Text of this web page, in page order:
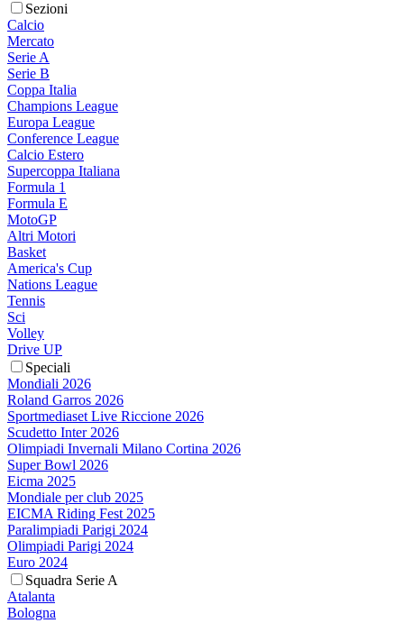
Sezioni
Calcio
Mercato
Serie A
Serie B
Coppa Italia
Champions League
Europa League
Conference League
Calcio Estero
Supercoppa Italiana
Formula 1
Formula E
MotoGP
Altri Motori
Basket
America's Cup
Nations League
Tennis
Sci
Volley
Drive UP
Speciali
Mondiali 2026
Roland Garros 2026
Sportmediaset Live Riccione 2026
Scudetto Inter 2026
Olimpiadi Invernali Milano Cortina 2026
Super Bowl 2026
Eicma 2025
Mondiale per club 2025
EICMA Riding Fest 2025
Paralimpiadi Parigi 2024
Olimpiadi Parigi 2024
Euro 2024
Squadra Serie A
Atalanta
Bologna